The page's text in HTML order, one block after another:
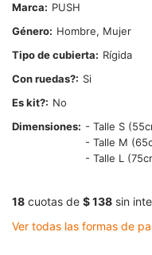
Marca
PUSH
Género
Hombre, Mujer
Tipo de cubierta
Rígida
Con ruedas?
Si
Es kit?
No
Dimensiones
- Talle S
- Talle M
- Talle L
18 cuotas de $ 138 sin
Ver todas las formas de